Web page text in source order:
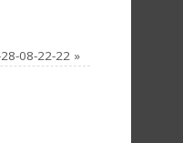
08-22-22»